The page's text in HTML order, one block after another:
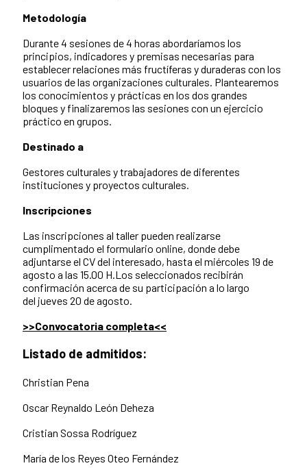
Metodología
Durante 4 sesiones de 4 horas abordaríamos los
principios, indicadores y premisas necesarias para
establecer relaciones más fructíferas y duraderas con los
usuarios de las organizaciones culturales. Plantearemos
los conocimientos y prácticas en los dos grandes
bloques y finalizaremos las sesiones con un ejercicio
práctico en grupos.
Destinado a
Gestores culturales y trabajadores de diferentes
instituciones y proyectos culturales.
Inscripciones
Las inscripciones al taller pueden realizarse
cumplimentado el formulario online, donde debe
adjuntarse el CV del interesado, hasta el miércoles 19 de
agosto a las 15.00 H.Los seleccionados recibirán
confirmación acerca de su participación a lo largo
del jueves 20 de agosto.
>>Convocatoria completa<<
Listado de admitidos:
Christian Pena
Oscar Reynaldo León Deheza
Cristian Sossa Rodríguez
María de los Reyes Oteo Fernández